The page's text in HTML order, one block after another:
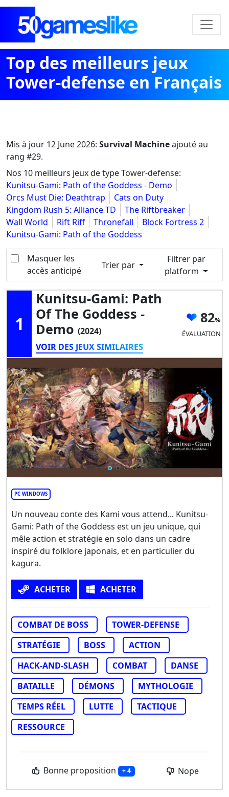
Top des meilleurs jeux
Tower-defense en Français
Mis à jour 12 June 2026: Survival Machineajouté au
rang #29.
Nos 10 meilleurs jeux de type Tower-defense:
Kunitsu-Gami: Path of the Goddess - Demo
Orcs Must Die: Deathtrap
Cats on Duty
Kingdom Rush 5: Alliance TD
The Riftbreaker
Wall World
Rift Riff Thronefall
Block Fortress 2
Kunitsu-Gami: Path of the Goddess
Masquer les
accès anticipé
Trier par
Filtrer par
platform
1
Kunitsu-Gami: Path
Of The Goddess -
Demo (2024)
VOIR DES JEUX SIMILAIRES
82
ÉVALUATION
PC WINDOWS
Un nouveau conte des Kami vous attend... Kunitsu-
Gami: Path of the Goddess est un jeu unique, qui
mêle action et stratégie en solo dans un cadre
inspiré du folklore japonais, et en particulier du
kagura.
ACHETER ACHETER
COMBAT DE BOSS
TOWER-DEFENSE
STRATÉGIE
BOSS
ACTION
HACK-AND-SLASH
COMBAT
DANSE
BATAILLE
DÉMONS
MYTHOLOGIE
TEMPS RÉEL
LUTTE
TACTIQUE
RESSOURCE
Bonne proposition + 4 Nope